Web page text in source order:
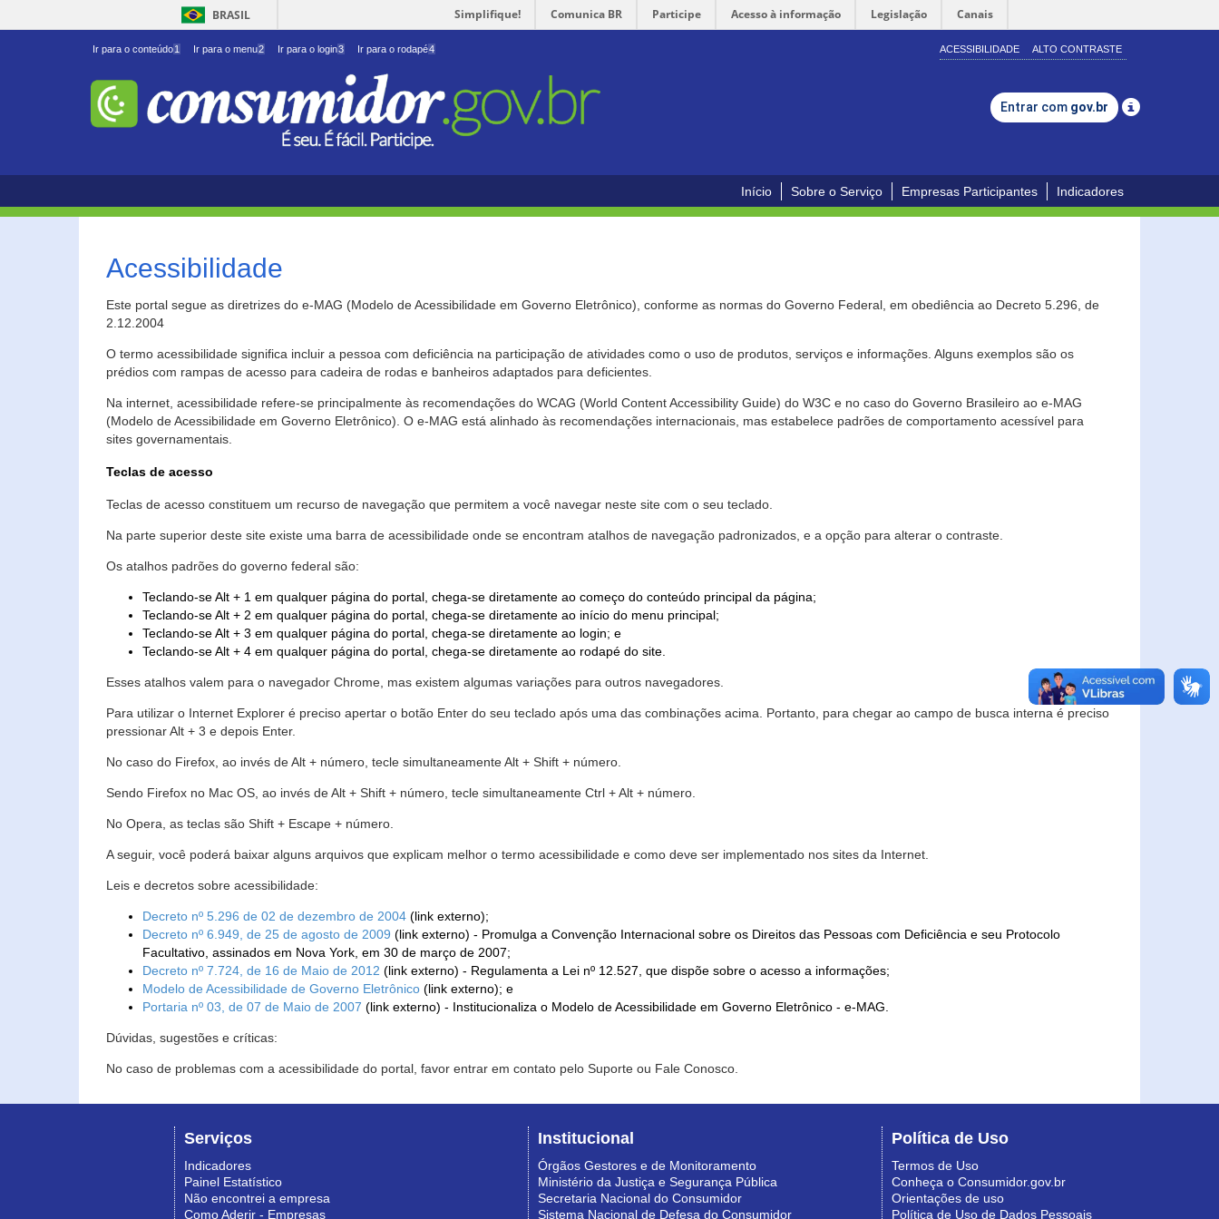
BRASIL Simplifique! Comunica BR Participe Acesso à informação Legislação Canais
Ir para o conteúdo1 Ir para o menu2 Ir para o login3 Ir para o rodapé4 ACESSIBILIDADE ALTO CONTRASTE
Entrar com gov.br
Início Sobre o Serviço Empresas Participantes Indicadores
Acessibilidade
Este portal segue as diretrizes do e-MAG (Modelo de Acessibilidade em Governo Eletrônico), conforme as normas do Governo Federal, em obediência ao Decreto 5.296, de
2.12.2004
O termo acessibilidade significa incluir a pessoa com deficiência na participação de atividades como o uso de produtos, serviços e informações. Alguns exemplos são os
prédios com rampas de acesso para cadeira de rodas e banheiros adaptados para deficientes.
Na internet, acessibilidade refere-se principalmente às recomendações do WCAG (World Content Accessibility Guide) do W3C e no caso do Governo Brasileiro ao e-MAG
(Modelo de Acessibilidade em Governo Eletrônico). O e-MAG está alinhado às recomendações internacionais, mas estabelece padrões de comportamento acessível para
sites governamentais.
Teclas de acesso
Teclas de acesso constituem um recurso de navegação que permitem a você navegar neste site com o seu teclado.
Na parte superior deste site existe uma barra de acessibilidade onde se encontram atalhos de navegação padronizados, e a opção para alterar o contraste.
Os atalhos padrões do governo federal são:
Teclando-se Alt + 1 em qualquer página do portal, chega-se diretamente ao começo do conteúdo principal da página;
Teclando-se Alt + 2 em qualquer página do portal, chega-se diretamente ao início do menu principal;
Teclando-se Alt + 3 em qualquer página do portal, chega-se diretamente ao login; e
Teclando-se Alt + 4 em qualquer página do portal, chega-se diretamente ao rodapé do site.
Esses atalhos valem para o navegador Chrome, mas existem algumas variações para outros navegadores.
Para utilizar o Internet Explorer é preciso apertar o botão Enter do seu teclado após uma das combinações acima. Portanto, para chegar ao campo de busca interna é preciso
pressionar Alt + 3 e depois Enter.
No caso do Firefox, ao invés de Alt + número, tecle simultaneamente Alt + Shift + número.
Sendo Firefox no Mac OS, ao invés de Alt + Shift + número, tecle simultaneamente Ctrl + Alt + número.
No Opera, as teclas são Shift + Escape + número.
A seguir, você poderá baixar alguns arquivos que explicam melhor o termo acessibilidade e como deve ser implementado nos sites da Internet.
Leis e decretos sobre acessibilidade:
Decreto nº 5.296 de 02 de dezembro de 2004 (link externo);
Decreto nº 6.949, de 25 de agosto de 2009 (link externo) - Promulga a Convenção Internacional sobre os Direitos das Pessoas com Deficiência e seu Protocolo
Facultativo, assinados em Nova York, em 30 de março de 2007;
Decreto nº 7.724, de 16 de Maio de 2012 (link externo) - Regulamenta a Lei nº 12.527, que dispõe sobre o acesso a informações;
Modelo de Acessibilidade de Governo Eletrônico (link externo); e
Portaria nº 03, de 07 de Maio de 2007 (link externo) - Institucionaliza o Modelo de Acessibilidade em Governo Eletrônico - e-MAG.
Dúvidas, sugestões e críticas:
No caso de problemas com a acessibilidade do portal, favor entrar em contato pelo Suporte ou Fale Conosco.
Serviços
Indicadores
Painel Estatístico
Não encontrei a empresa
Como Aderir - Empresas
Institucional
Órgãos Gestores e de Monitoramento
Ministério da Justiça e Segurança Pública
Secretaria Nacional do Consumidor
Sistema Nacional de Defesa do Consumidor
Política de Uso
Termos de Uso
Conheça o Consumidor.gov.br
Orientações de uso
Política de Uso de Dados Pessoais